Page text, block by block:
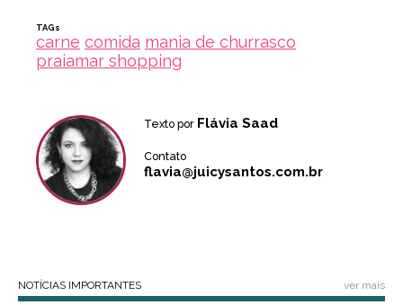
TAGs
carne comida mania de churrasco
praiamar shopping
Texto por Flávia Saad
Contato
flavia@juicysantos.com.br
NOTÍCIAS IMPORTANTES ver mais